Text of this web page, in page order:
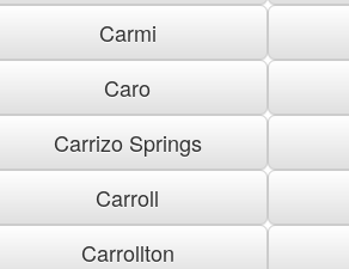
Carmi
Caro
Carrizo Springs
Carroll
Carrollton